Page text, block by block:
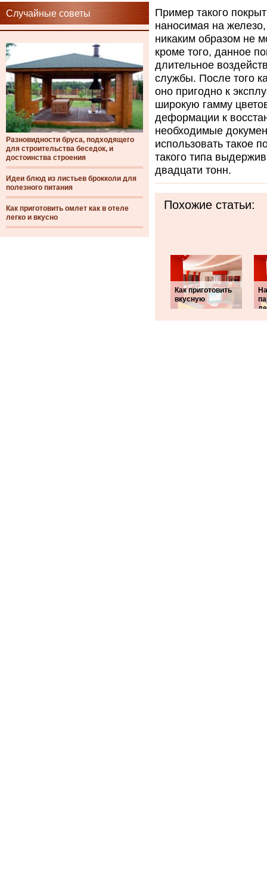
Случайные советы
Разновидности бруса, подходящего
для строительства беседок, и
достоинства строения
Идеи блюд из листьев брокколи для
полезного питания
Как приготовить омлет как в отеле
легко и вкусно
Пример такого
наносимая на
никаким образом не
кроме того, данное
длительное
службы. После того
оно пригодно к
широкую гамму
деформации к
необходимые
использовать такое
такого типа
двадцати тонн.
Похожие статьи:
Как приготовить
вкусную